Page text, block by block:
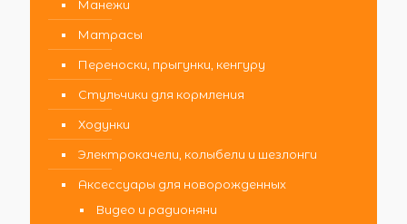
Манежи
Матрасы
Переноски, прыгунки, кенгуру
Стульчики для кормления
Ходунки
Электрокачели, колыбели и шезлонги
Аксессуары для новорожденных
Видео и радионяни